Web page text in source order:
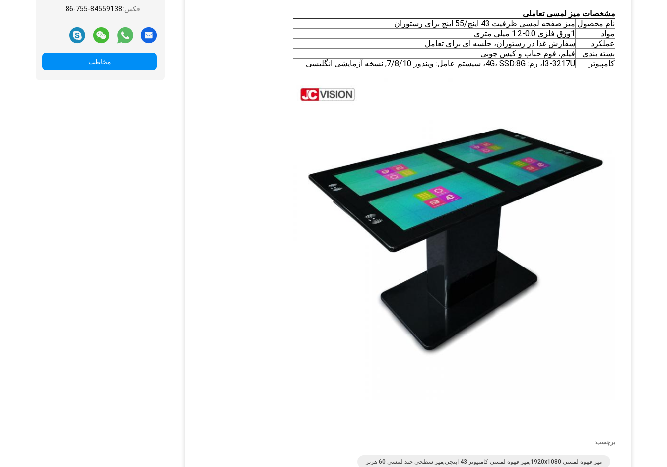
فکس:86-755-84559138
مخاطب
مشخصات میز لمسی تعاملی
نام محصول میز صفحه لمسی ظرفیت 43 اینچ/55 اینچ برای رستوران
مواد
1ورق فلزی 0.0-1.2 میلی متری
عملکرد
سفارش غذا در رستوران، جلسه ای برای تعامل
بسته بندی
فیلم، فوم حباب و کیس چوبی
کامپیوتر
I3-3217U، رم: 4G، SSD:8G، سیستم عامل: ویندوز 7/8/10, نسخه آزمایشی انگلیسی
برچسب:
میز قهوه لمسی 1920x1080,میز قهوه لمسی کامپیوتر 43 اینچی,میز سطحی چند لمسی 60 هرتز